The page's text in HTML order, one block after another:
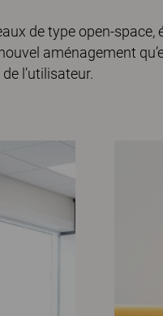
de type open-space,
aménagement
l’utilisateur.